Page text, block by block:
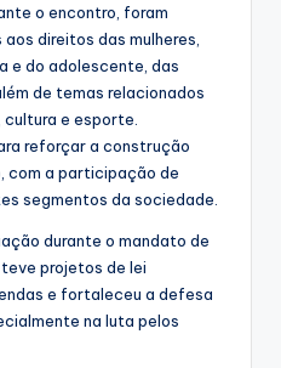
o encontro, foram
direitos das mulheres,
e do adolescente, das
de temas relacionados
e esporte.
reforçar a construção
com a participação de
segmentos da sociedade.
durante o mandato de
projetos de lei
e fortaleceu a defesa
na luta pelos